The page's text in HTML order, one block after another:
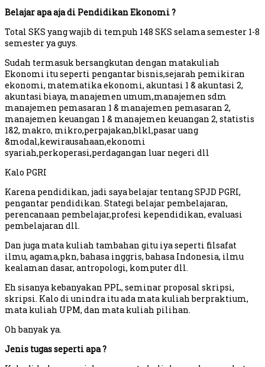
Belajar apa aja di Pendidikan Ekonomi ?
Total SKS yang wajib di tempuh 148 SKS selama semester 1-8
semester ya guys.
Sudah termasuk bersangkutan dengan matakuliah
Ekonomi itu seperti pengantar bisnis,sejarah pemikiran
ekonomi, matematika ekonomi, akuntasi 1 & akuntasi 2,
akuntasi biaya, manajemen umum,manajemen sdm
manajemen pemasaran 1 & manajemen pemasaran 2,
manajemen keuangan 1 & manajemen keuangan 2, statistis
1&2, makro, mikro,perpajakan,blkl,pasar uang
&modal,kewirausahaan,ekonomi
syariah,perkoperasi,perdagangan luar negeri dll
Kalo PGRI
Karena pendidikan, jadi saya belajar tentang SPJD PGRI,
pengantar pendidikan. Stategi belajar pembelajaran,
perencanaan pembelajar,profesi kependidikan, evaluasi
pembelajaran dll.
Dan juga mata kuliah tambahan gitu iya seperti filsafat
ilmu, agama,pkn, bahasa inggris, bahasa Indonesia, ilmu
kealaman dasar, antropologi, komputer dll.
Eh sisanya kebanyakan PPL, seminar proposal skripsi,
skripsi. Kalo di unindra itu ada mata kuliah berpraktium,
mata kuliah UPM, dan mata kuliah pilihan.
Oh banyak ya.
Jenis tugas seperti apa ?